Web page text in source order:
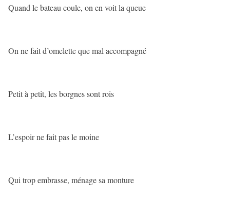
Quand le bateau coule, on en voit la queue
On ne fait d’omelette que mal accompagné
Petit à petit, les borgnes sont rois
L’espoir ne fait pas le moine
Qui trop embrasse, ménage sa monture